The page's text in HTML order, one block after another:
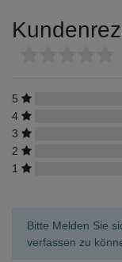
5
4
3
2
1
Bitte Melden Sie
verfassen zu